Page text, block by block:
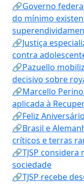
🔗Governo
do mínimo
🔗Justiça
contra
🔗Pazuello
decisivo sobre
🔗Marcello
aplicada à
🔗Feliz
🔗Brasil e
críticos e terras
🔗TJSP
sociedade
🔗TJSP recebe